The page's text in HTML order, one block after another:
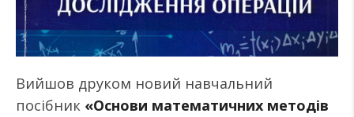
Вийшов друком новий навчальний
посібник «Основи математичних методів